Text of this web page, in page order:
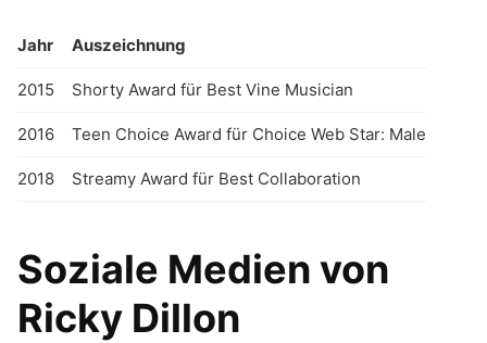
Jahr Auszeichnung
2015 Shorty Award für Best Vine Musician
2016 Teen Choice Award für Choice Web Star: Male
2018 Streamy Award für Best Collaboration
Soziale Medien von
Ricky Dillon